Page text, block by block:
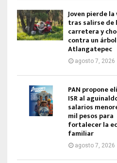
Joven pierde la
tras salirse de
carretera y
contra un
Atlangatepec
agosto 7, 2026
PAN propone
ISR al
salarios
mil pesos para
fortalecer la
familiar
agosto 7, 2026